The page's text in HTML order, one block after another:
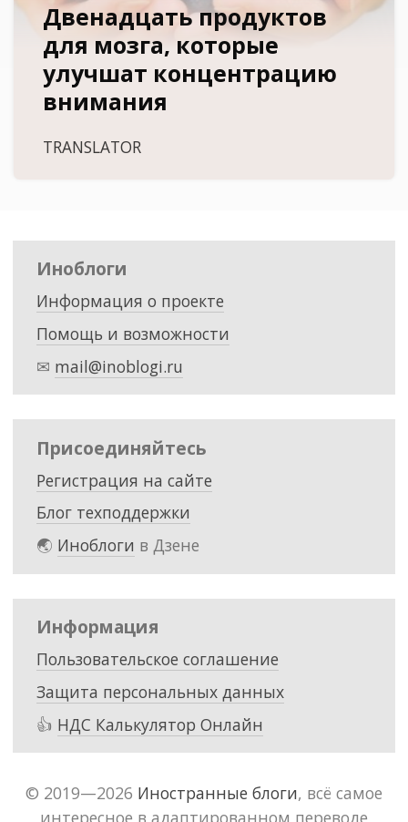
Двенадцать продуктов
для мозга, которые
улучшат концентрацию
внимания
TRANSLATOR
Иноблоги
Информация о проекте
Помощь и возможности
✉ mail@inoblogi.ru
Присоединяйтесь
Регистрация на сайте
Блог техподдержки
🌏 Иноблоги в Дзене
Информация
Пользовательское соглашение
Защита персональных данных
👍 НДС Калькулятор Онлайн
© 2019—2026 Иностранные блоги, всё самое